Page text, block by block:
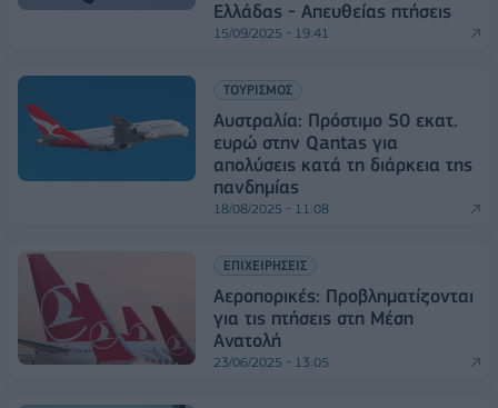
Ελλάδας - Απευθείας πτήσεις
15/09/2025 - 19:41
ΤΟΥΡΙΣΜΟΣ
Αυστραλία: Πρόστιμο 50 εκατ.
ευρώ στην Qantas για
απολύσεις κατά τη διάρκεια της
πανδημίας
18/08/2025 - 11:08
ΕΠΙΧΕΙΡΗΣΕΙΣ
Αεροπορικές: Προβληματίζονται
για τις πτήσεις στη Μέση
Ανατολή
23/06/2025 - 13:05